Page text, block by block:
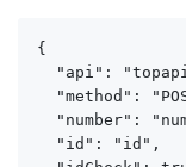
{
"api":
"method":
"number":
  "id": "id",